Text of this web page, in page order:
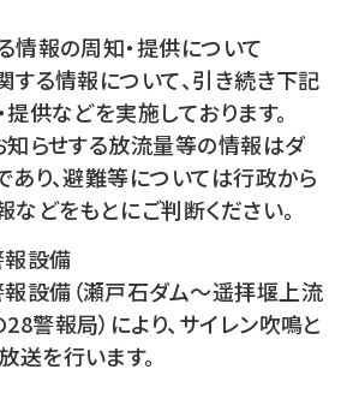
情報の周知・提供について
する情報について、引き続き下記
供などを実施しております。
知らせする放流量等の情報はダ
あり、避難等については行政から
どをもとにご判断ください。
設備
設備（瀬戸石ダム～遥拝堰上流
警報局）により、サイレン吹鳴と
送を行います。